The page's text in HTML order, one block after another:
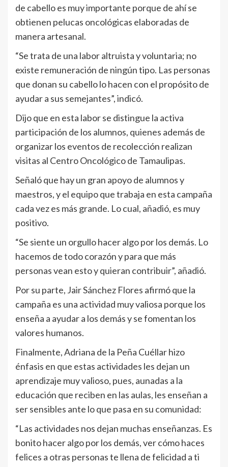
de cabello es muy importante porque de ahí se
obtienen pelucas oncológicas elaboradas de
manera artesanal.
“Se trata de una labor altruista y voluntaria; no
existe remuneración de ningún tipo. Las personas
que donan su cabello lo hacen con el propósito de
ayudar a sus semejantes”, indicó.
Dijo que en esta labor se distingue la activa
participación de los alumnos, quienes además de
organizar los eventos de recolección realizan
visitas al Centro Oncológico de Tamaulipas.
Señaló que hay un gran apoyo de alumnos y
maestros, y el equipo que trabaja en esta campaña
cada vez es más grande. Lo cual, añadió, es muy
positivo.
“Se siente un orgullo hacer algo por los demás. Lo
hacemos de todo corazón y para que más
personas vean esto y quieran contribuir”, añadió.
Por su parte, Jair Sánchez Flores afirmó que la
campaña es una actividad muy valiosa porque los
enseña a ayudar a los demás y se fomentan los
valores humanos.
Finalmente, Adriana de la Peña Cuéllar hizo
énfasis en que estas actividades les dejan un
aprendizaje muy valioso, pues, aunadas a la
educación que reciben en las aulas, les enseñan a
ser sensibles ante lo que pasa en su comunidad:
“Las actividades nos dejan muchas enseñanzas. Es
bonito hacer algo por los demás, ver cómo haces
felices a otras personas te llena de felicidad a ti